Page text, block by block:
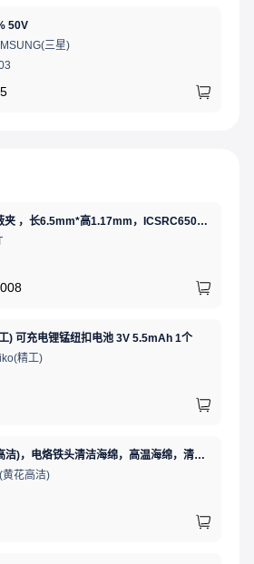
50V
三星)
ICT，屏蔽夹 ，长6.5mm*高1.17mm，ICSRC6508-015SFR
) 可充电锂锰纽扣电池 3V 5.5mAh 1个
精工)
GJ(黄花高洁)，电烙铁头清洁海绵，高温海绵，清洁棉，除锡棉，擦锡棉，ST-11A
黄花高洁)